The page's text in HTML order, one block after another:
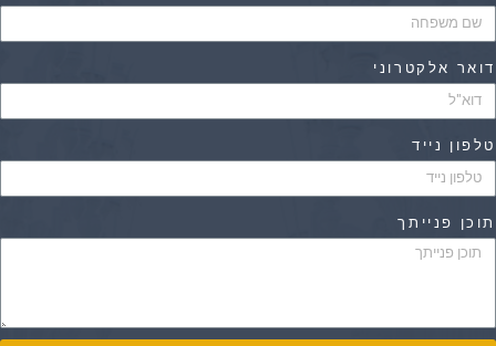
אלקטרוני
נייד
פנייתך